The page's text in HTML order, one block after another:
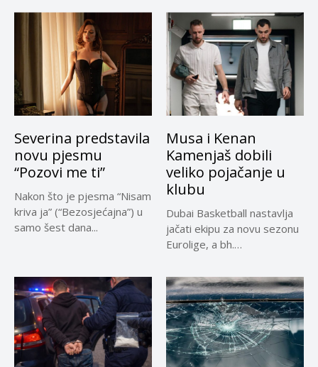
privremeno...
Severina predstavila
novu pjesmu
“Pozovi me ti”
Nakon što je pjesma “Nisam
kriva ja” (“Bezosjećajna”) u
samo šest dana...
Musa i Kenan
Kamenjaš dobili
veliko pojačanje u
klubu
Dubai Basketball nastavlja
jačati ekipu za novu sezonu
Eurolige, a bh.